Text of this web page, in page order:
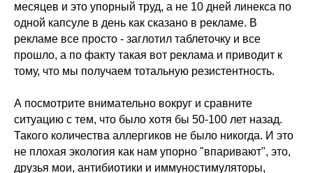
месяцев и это упорный труд, а не 10 дней линекса по
одной капсуле в день как сказано в рекламе. В
рекламе все просто - заглотил таблеточку и все
прошло, а по факту такая вот реклама и приводит к
тому, что мы получаем тотальную резистентность.
А посмотрите внимательно вокруг и сравните
ситуацию с тем, что было хотя бы 50-100 лет назад.
Такого количества аллергиков не было никогда. И это
не плохая экология как нам упорно "впаривают", это,
друзья мои, антибиотики и иммуностимуляторы,